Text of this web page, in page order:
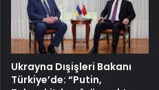
Ukrayna Dışişleri Bakanı
Türkiye’de: “Putin,